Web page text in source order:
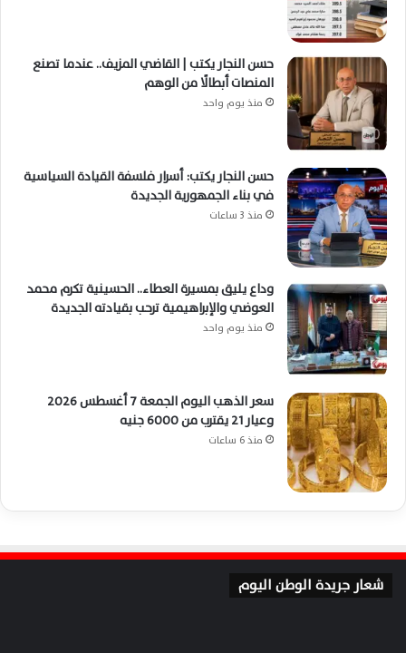
حسن النجار يكتب | القاضي المزيف.. عندما تصنع
المنصات أبطالًا من الوهم
منذ يوم واحد
حسن النجار يكتب: أسرار فلسفة القيادة السياسية
في بناء الجمهورية الجديدة
منذ 3 ساعات
وداع يليق بمسيرة العطاء.. الحسينية تكرم محمد
العوضي والإبراهيمية ترحب بقيادته الجديدة
منذ يوم واحد
سعر الذهب اليوم الجمعة 7 أغسطس 2026
وعيار 21 يقترب من 6000 جنيه
منذ 6 ساعات
شعار جريدة الوطن اليوم